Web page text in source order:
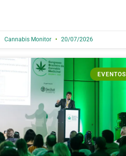
Cannabis Monitor 20/07/2026
EVENTOS